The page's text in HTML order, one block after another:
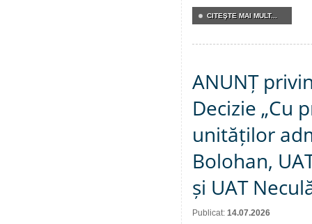
CITEŞTE MAI MULT...
ANUNȚ
Decizie „Cu
unităților
Bolohan,
și UAT
Publicat: 14.07.2026